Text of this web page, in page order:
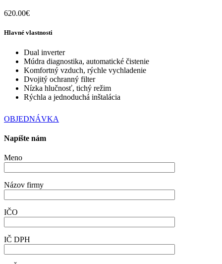
620.00€
Hlavné vlastnosti
Dual inverter
Múdra diagnostika, automatické čistenie
Komfortný vzduch, rýchle vychladenie
Dvojitý ochranný filter
Nízka hlučnosť, tichý režim
Rýchla a jednoduchá inštalácia
OBJEDNÁVKA
Napíšte nám
Meno
Názov firmy
IČO
IČ DPH